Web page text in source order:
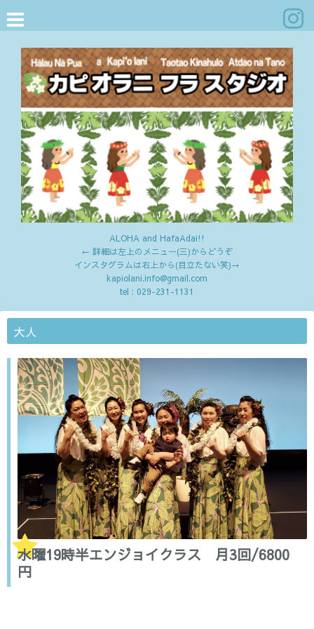
ALOHA and HafaAdai!!
← 詳細は左上のメニュー(三)からどうぞ
インスタグラムは右上から(目立たない笑)→
kapiolani.info@gmail.com
tel : 029-231-1131
大人
水曜19時半エンジョイクラス 月3回/6800
円